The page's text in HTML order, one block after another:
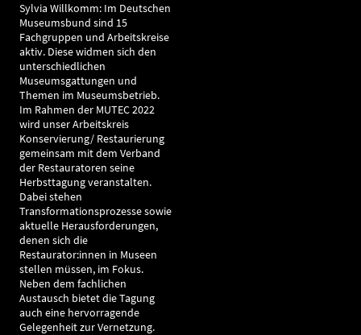
Sylvia Willkomm: Im Deutschen
Museumsbund sind 15
Fachgruppen und Arbeitskreise
aktiv. Diese widmen sich den
unterschiedlichen
Museumsgattungen und
Themen im Museumsbetrieb.
Im Rahmen der MUTEC 2022
wird unser Arbeitskreis
Konservierung/ Restaurierung
gemeinsam mit dem Verband
der Restauratoren seine
Herbsttagung veranstalten.
Dabei stehen
Transformationsprozesse sowie
aktuelle Herausforderungen,
denen sich die
Restaurator:innen in Museen
stellen müssen, im Fokus.
Neben dem fachlichen
Austausch bietet die Tagung
auch eine hervorragende
Gelegenheit zur Vernetzung.